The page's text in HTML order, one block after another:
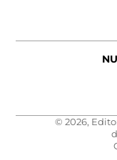
© 2026,